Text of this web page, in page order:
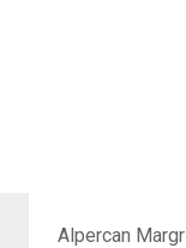
Alpercan